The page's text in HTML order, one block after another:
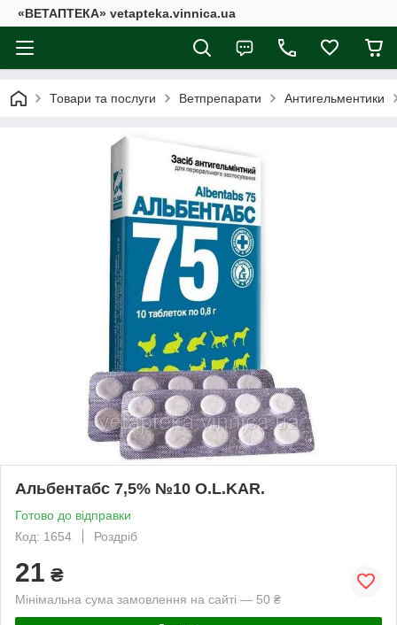
«ВЕТАПТЕКА» vetapteka.vinnica.ua
Товари та послуги Ветпрепарати Антигельментики
Альбентабс 7,5% №10 O.L.KAR.
Готово до відправки
Код: 1654
Роздріб
21 ₴
Мінімальна сума замовлення на сайті — 50 ₴